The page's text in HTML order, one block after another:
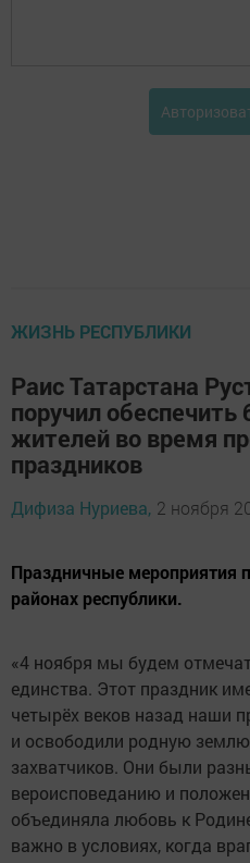
ЖИЗНЬ РЕСПУБЛИКИ
Раис Татарстана
поручил обеспечить
жителей во время
праздников
Дифиза Нуриева, 2 ноября
Праздничные мероприятия
районах республики.
«4 ноября мы будем
единства. Этот праздник
четырёх веков назад наши
и освободили родную
захватчиков. Они были
вероисповеданию и
объединяла любовь к
важно в условиях, когда